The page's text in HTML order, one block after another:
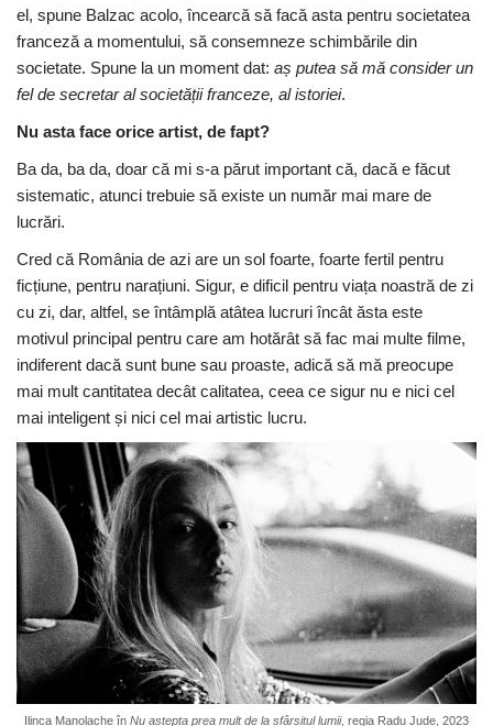
el, spune Balzac acolo, încearcă să facă asta pentru societatea
franceză a momentului, să consemneze schimbările din
societate. Spune la un moment dat: aș putea să mă consider un
fel de secretar al societății franceze, al istoriei.
Nu asta face orice artist, de fapt?
Ba da, ba da, doar că mi s-a părut important că, dacă e făcut
sistematic, atunci trebuie să existe un număr mai mare de
lucrări.
Cred că România de azi are un sol foarte, foarte fertil pentru
ficțiune, pentru narațiuni. Sigur, e dificil pentru viața noastră de zi
cu zi, dar, altfel, se întâmplă atâtea lucruri încât ăsta este
motivul principal pentru care am hotărât să fac mai multe filme,
indiferent dacă sunt bune sau proaste, adică să mă preocupe
mai mult cantitatea decât calitatea, ceea ce sigur nu e nici cel
mai inteligent și nici cel mai artistic lucru.
Ilinca Manolache în Nu aștepta prea mult de la sfârșitul lumii, regia Radu Jude, 2023